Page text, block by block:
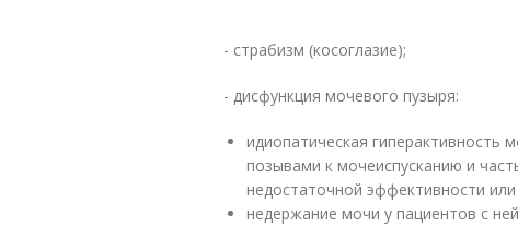
- страбизм (косоглазие);
- дисфункция мочевого пузыря:
идиопатическая
позывами к мочеиспусканию и
недостаточной эффективности
недержание мочи у пациентов с